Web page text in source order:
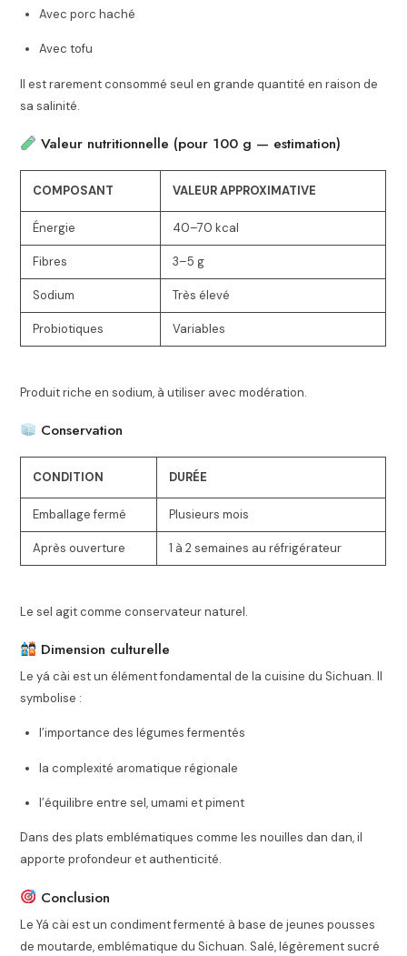
Avec porc haché
Avec tofu
Il est rarement consommé seul en grande quantité en raison de
sa salinité.
Valeur nutritionnelle (pour 100 g — estimation)
COMPOSANT VALEUR APPROXIMATIVE
Énergie 40–70 kcal
Fibres 3–5 g
Sodium Très élevé
Probiotiques Variables
Produit riche en sodium, à utiliser avec modération.
Conservation
CONDITION DURÉE
Emballage fermé Plusieurs mois
Après ouverture 1 à 2 semaines au réfrigérateur
Le sel agit comme conservateur naturel.
Dimension culturelle
Le yá cài est un élément fondamental de la cuisine du Sichuan. Il
symbolise :
l’importance des légumes fermentés
la complexité aromatique régionale
l’équilibre entre sel, umami et piment
Dans des plats emblématiques comme les nouilles dan dan, il
apporte profondeur et authenticité.
Conclusion
Le Yá cài est un condiment fermenté à base de jeunes pousses
de moutarde, emblématique du Sichuan. Salé, légèrement sucré